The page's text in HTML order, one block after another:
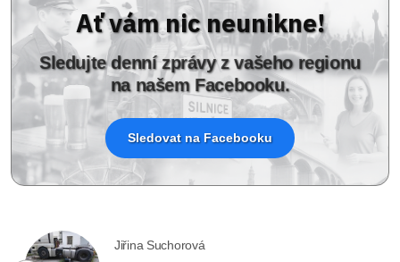
Ať vám nic neunikne!
Sledujte denní zprávy z vašeho regionu
na našem Facebooku.
Sledovat na Facebooku
Jiřina Suchorová